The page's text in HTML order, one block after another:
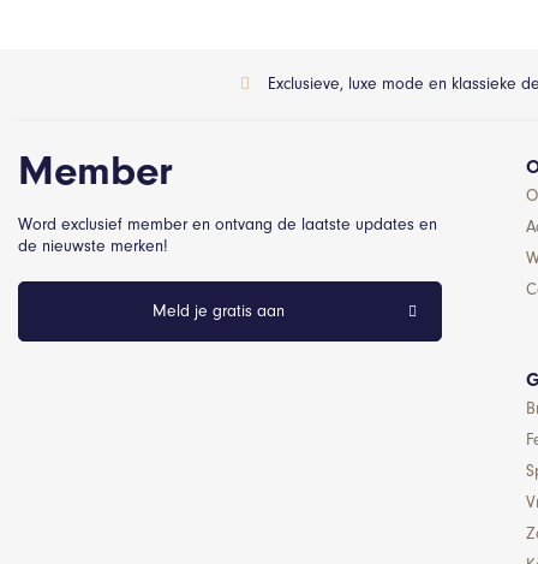
Exclusieve, luxe mode en klassieke
Member
Word exclusief member en ontvang de laatste updates en
de nieuwste merken!
Meld je gratis aan